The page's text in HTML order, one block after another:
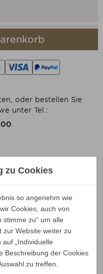
oder bestellen Sie
unter Tel.:
Verkaufspreis
ab 724,00 €
190x190 cm mit
zu Cookies
so angenehm wie
Cookies, auch von
stimme zu“ um alle
zur Website weiter zu
„Individuelle
Beschreibung der Cookies
zu treffen.